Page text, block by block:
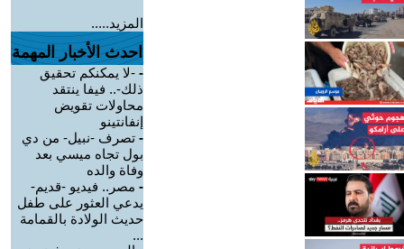
المزيد.....
احدث الأخبار المهمة
- -لا يمكنكم تحقيق
ذلك-.. فيفا ينتقد
محاولات تقويض
إنفانتينو
- تصرف -نبيل- من دي
بول تجاه ميسي بعد
وفاة والده
- مصر.. فيديو -قديم-
يدعي العثور على طفل
حديث الولادة بالقمامة
...